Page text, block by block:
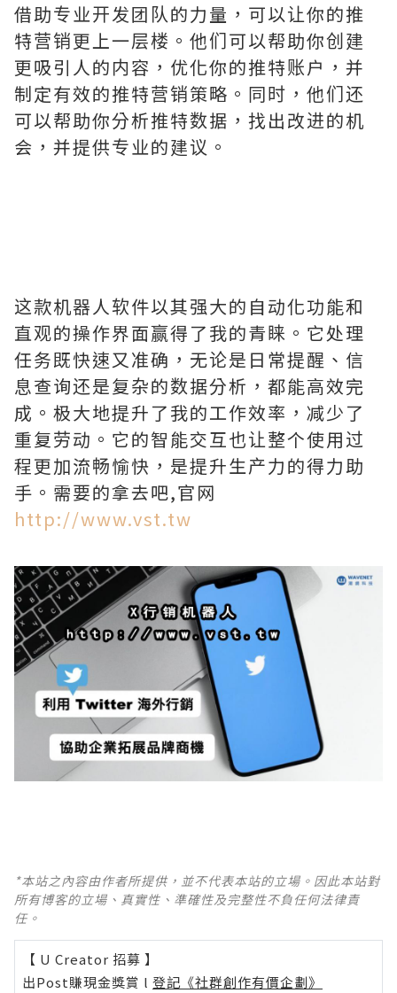
借助专业开发团队的力量，可以让你的推
特营销更上一层楼。他们可以帮助你创建
更吸引人的内容，优化你的推特账户，并
制定有效的推特营销策略。同时，他们还
可以帮助你分析推特数据，找出改进的机
会，并提供专业的建议。
这款机器人软件以其强大的自动化功能和
直观的操作界面赢得了我的青睐。它处理
任务既快速又准确，无论是日常提醒、信
息查询还是复杂的数据分析，都能高效完
成。极大地提升了我的工作效率，减少了
重复劳动。它的智能交互也让整个使用过
程更加流畅愉快，是提升生产力的得力助
手。需要的拿去吧,官网
http://www.vst.tw
*本站之內容由作者所提供，並不代表本站的立場。因此本站對
所有博客的立場、真實性、準確性及完整性不負任何法律責
任。
【 U Creator 招募 】
出Post賺現金獎賞 l 登記《社群創作有價企劃》